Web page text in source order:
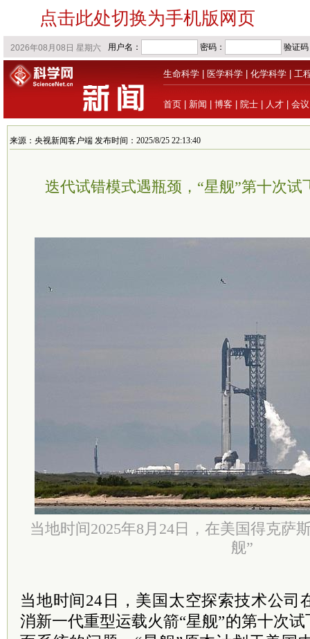
点击此处切换为手机版网页
生命科学 医学科学 化学科学 工
首页 新闻 博客 院士 人才 会议
来源：央视新闻客户端 发布时间：2025/8/25 22:13:40
迭代试错模式遇瓶颈，“星舰”第十次试
当地时间2025年8月24日，在美国得克萨
舰”
当地时间24日，美国太空探索技术公司
消新一代重型运载火箭“星舰”的第十次